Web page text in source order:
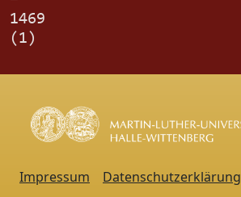
1469
(1)
Impressum Datenschutzerklärung